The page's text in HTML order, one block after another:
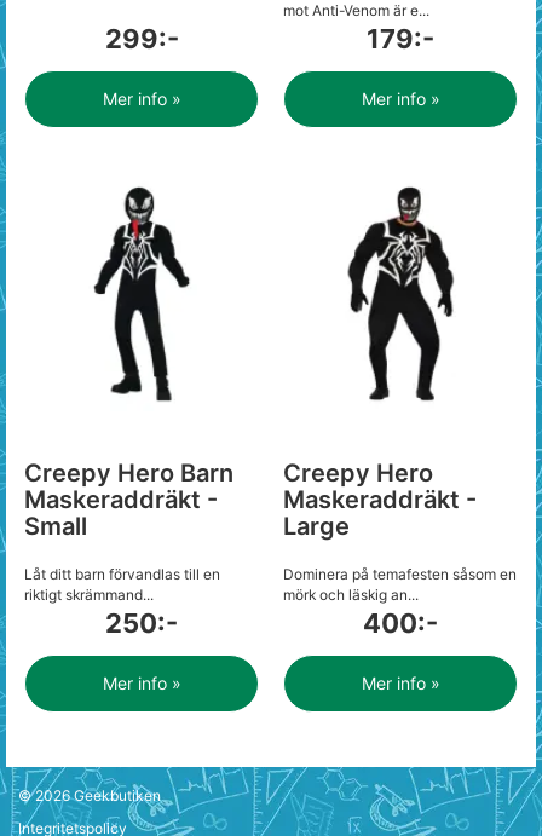
299:-
Mer info »
mot Anti-Venom är e...
179:-
Mer info »
Creepy Hero Barn
Maskeraddräkt -
Small
Låt ditt barn förvandlas till en
riktigt skrämmand...
250:-
Mer info »
Creepy Hero
Maskeraddräkt -
Large
Dominera på temafesten såsom en
mörk och läskig an...
400:-
Mer info »
© 2026Geekbutiken
Integritetspolicy